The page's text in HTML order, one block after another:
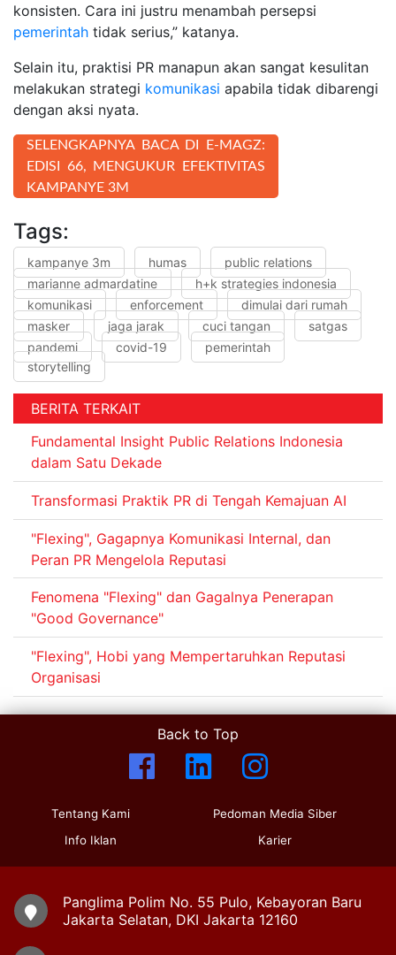
konsisten. Cara ini justru menambah persepsi
pemerintah tidak serius,” katanya.
Selain itu, praktisi PR manapun akan sangat kesulitan
melakukan strategi komunikasi apabila tidak dibarengi
dengan aksi nyata.
SELENGKAPNYA BACA DI E-MAGZ:
EDISI 66, MENGUKUR EFEKTIVITAS
KAMPANYE 3M
Tags:
kampanye 3m humas
public relations
marianne admardatine
h+k strategies indonesia
komunikasi
enforcement
dimulai dari rumah
masker
jaga jarak cuci tangan
satgas
pandemi
covid-19
pemerintah
storytelling
BERITA TERKAIT
Fundamental Insight Public Relations Indonesia
dalam Satu Dekade
Transformasi Praktik PR di Tengah Kemajuan AI
"Flexing", Gagapnya Komunikasi Internal, dan
Peran PR Mengelola Reputasi
Fenomena "Flexing" dan Gagalnya Penerapan
"Good Governance"
"Flexing", Hobi yang Mempertaruhkan Reputasi
Organisasi
Back to Top
Tentang Kami
Info Iklan
Pedoman Media Siber
Karier
Panglima Polim No. 55 Pulo, Kebayoran Baru
Jakarta Selatan, DKI Jakarta 12160